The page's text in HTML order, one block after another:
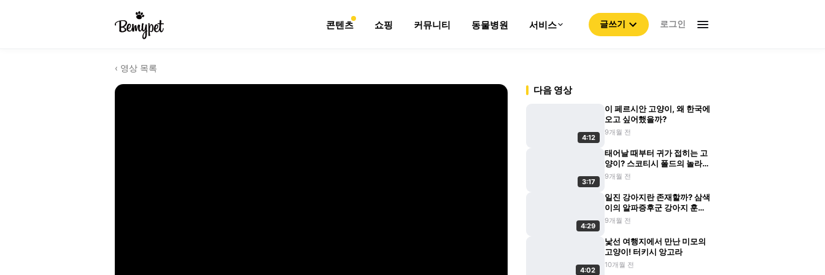
콘텐츠 쇼핑 커뮤니티 동물병원 서비스 글쓰기 로그인
‹ 영상 목록
다음 영상
4:12
이 페르시안 고양이, 왜 한국에
오고 싶어했을까?
9개월 전
3:17
태어날 때부터 귀가 접히는 고
양이? 스코티시 폴드의 놀라운
비밀
9개월 전
4:29
일진 강아지란 존재할까? 삼색
이의 알파증후군 강아지 훈육
기
9개월 전
4:02
낯선 여행지에서 만난 미모의
고양이! 터키시 앙고라
10개월 전